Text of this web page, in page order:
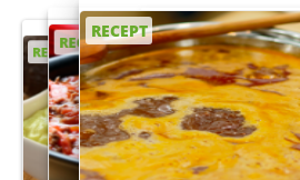
RECEPT
RECEPT
RECEPT
RECEPT
RECEPT